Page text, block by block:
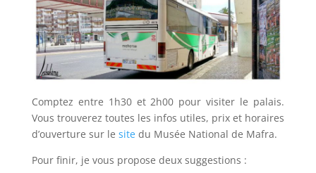
Comptez entre 1h30 et 2h00 pour visiter le palais.
Vous trouverez toutes les infos utiles, prix et horaires
d’ouverture sur le sitedu Musée National de Mafra.
Pour finir, je vous propose deux suggestions :